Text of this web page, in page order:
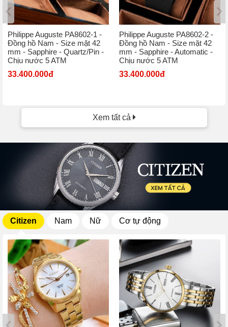
Philippe Auguste PA8602-1 -
Đồng hồ Nam - Size mặt 42
mm - Sapphire - Quartz/Pin -
Chịu nước 5 ATM
33.400.000đ
Philippe Auguste PA8602-2 -
Đồng hồ Nam - Size mặt 42
mm - Sapphire - Automatic -
Chịu nước 5 ATM
33.400.000đ
Xem tất cả
Citizen Nam Nữ Cơ tự động